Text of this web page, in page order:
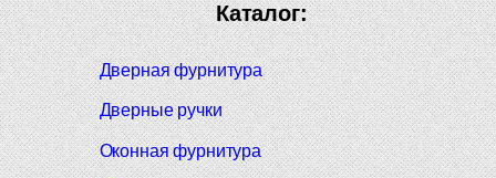
Каталог:
Дверная фурнитура
Дверные ручки
Оконная фурнитура